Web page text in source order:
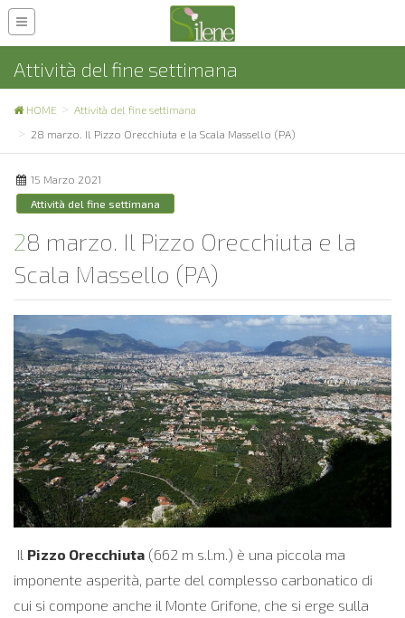
Attività del fine settimana
HOME
Attività del fine settimana
28 marzo. Il Pizzo Orecchiuta e la Scala Massello (PA)
15 Marzo 2021
Attività del fine settimana
28 marzo. Il Pizzo Orecchiuta e la
Scala Massello (PA)
Il Pizzo Orecchiuta (662 m s.l.m.) è una piccola ma
imponente asperità, parte del complesso carbonatico di
cui si compone anche il Monte Grifone, che si erge sulla